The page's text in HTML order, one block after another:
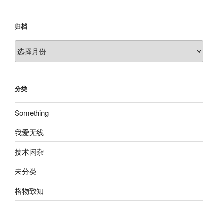
归档
归
档
分类
Something
我爱无线
技术闲杂
未分类
格物致知